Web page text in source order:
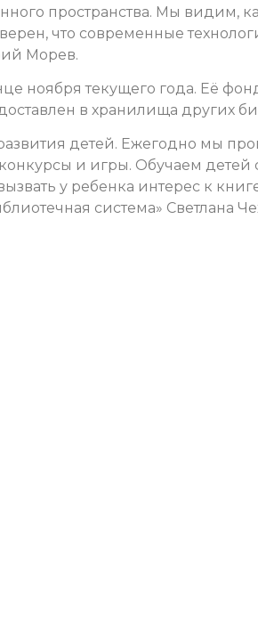
пространства. Мы видим,
что современные
Морев.
ноября текущего года. Её
в хранилища других
детей. Ежегодно мы
и игры. Обучаем детей
у ребенка интерес к
система» Светлана